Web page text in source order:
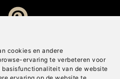
cookies en andere
ervaring te verbeteren voor
basisfunctionaliteit van de website